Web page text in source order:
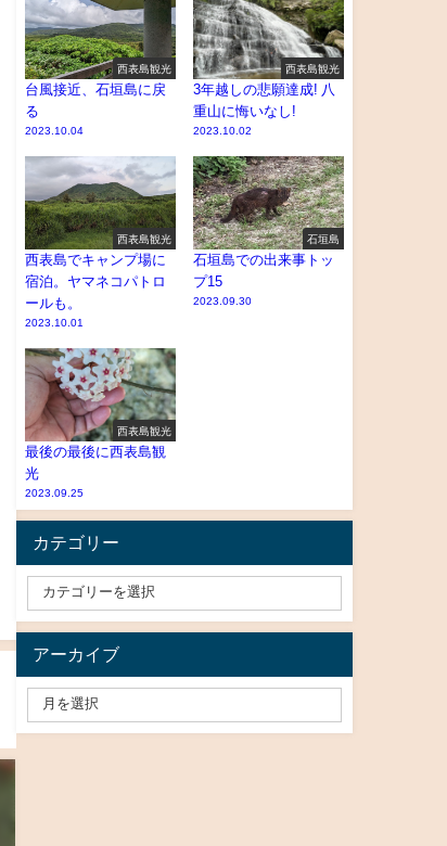
西表島観光
台風接近、石垣島に戻
る
2023.10.04
西表島観光
3年越しの悲願達成! 八
重山に悔いなし!
2023.10.02
西表島観光
西表島でキャンプ場に
宿泊。ヤマネコパトロ
ールも。
2023.10.01
石垣島
石垣島での出来事トッ
プ15
2023.09.30
西表島観光
最後の最後に西表島観
光
2023.09.25
カテゴリー
アーカイブ